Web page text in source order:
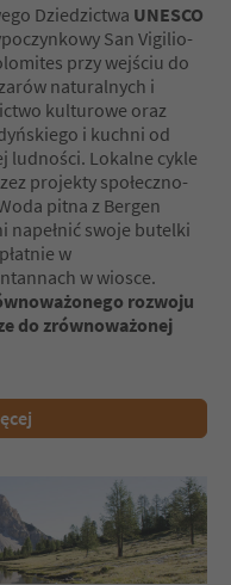
Dziedzictwa UNESCO
San Vigilio-
przy wejściu do
naturalnych i
kulturowe oraz
i kuchni od
ludności. Lokalne cykle
projekty społeczno-
pitna z Bergen
napełnić swoje butelki
w
w wiosce.
rozwoju
do zrównoważonej